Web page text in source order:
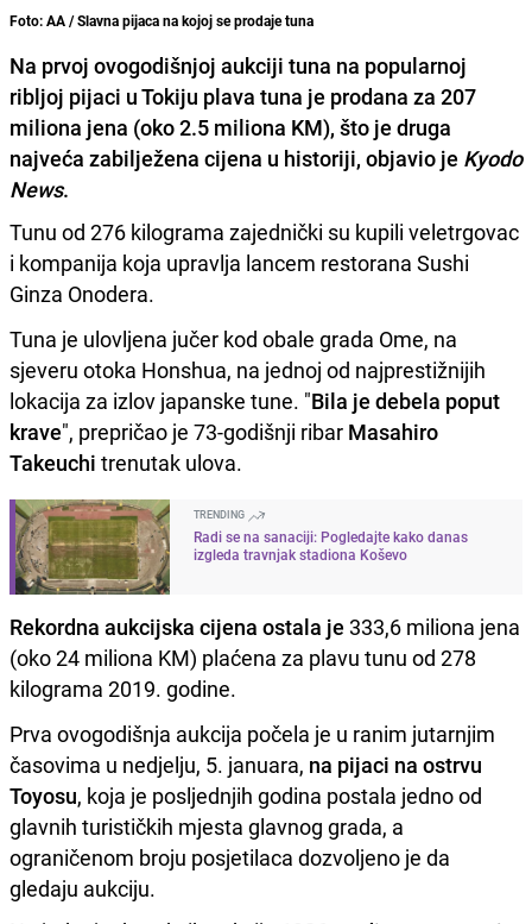
Foto: AA / Slavna pijaca na kojoj se prodaje tuna
Na prvoj ovogodišnjoj aukciji tuna na popularnoj
ribljoj pijaci u Tokiju plava tuna je prodana za 207
miliona jena (oko 2.5 miliona KM), što je druga
najveća zabilježena cijena u historiji, objavio je Kyodo
News.
Tunu od 276 kilograma zajednički su kupili veletrgovac
i kompanija koja upravlja lancem restorana Sushi
Ginza Onodera.
Tuna je ulovljena jučer kod obale grada Ome, na
sjeveru otoka Honshua, na jednoj od najprestižnijih
lokacija za izlov japanske tune. "Bila je debela poput
krave", prepričao je 73-godišnji ribar Masahiro
Takeuchi trenutak ulova.
TRENDING
Radi se na sanaciji: Pogledajte kako danas
izgleda travnjak stadiona Koševo
Rekordna aukcijska cijena ostala je 333,6 miliona jena
(oko 24 miliona KM) plaćena za plavu tunu od 278
kilograma 2019. godine.
Prva ovogodišnja aukcija počela je u ranim jutarnjim
časovima u nedjelju, 5. januara, na pijaci na ostrvu
Toyosu, koja je posljednjih godina postala jedno od
glavnih turističkih mjesta glavnog grada, a
ograničenom broju posjetilaca dozvoljeno je da
gledaju aukciju.